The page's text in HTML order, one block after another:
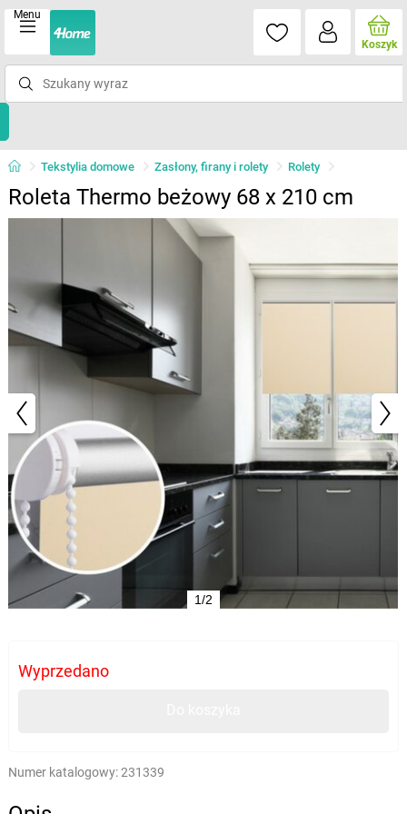
Menu
Koszyk
Tekstylia domowe Zasłony, firany i rolety Rolety
Roleta Thermo beżowy 68 x 210 cm
1/2
Wyprzedano
Numer katalogowy:231339